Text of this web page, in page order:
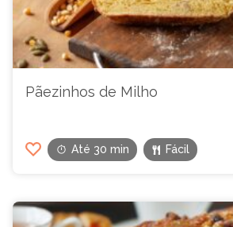
Pãezinhos de Milho
Até 30 min Fácil